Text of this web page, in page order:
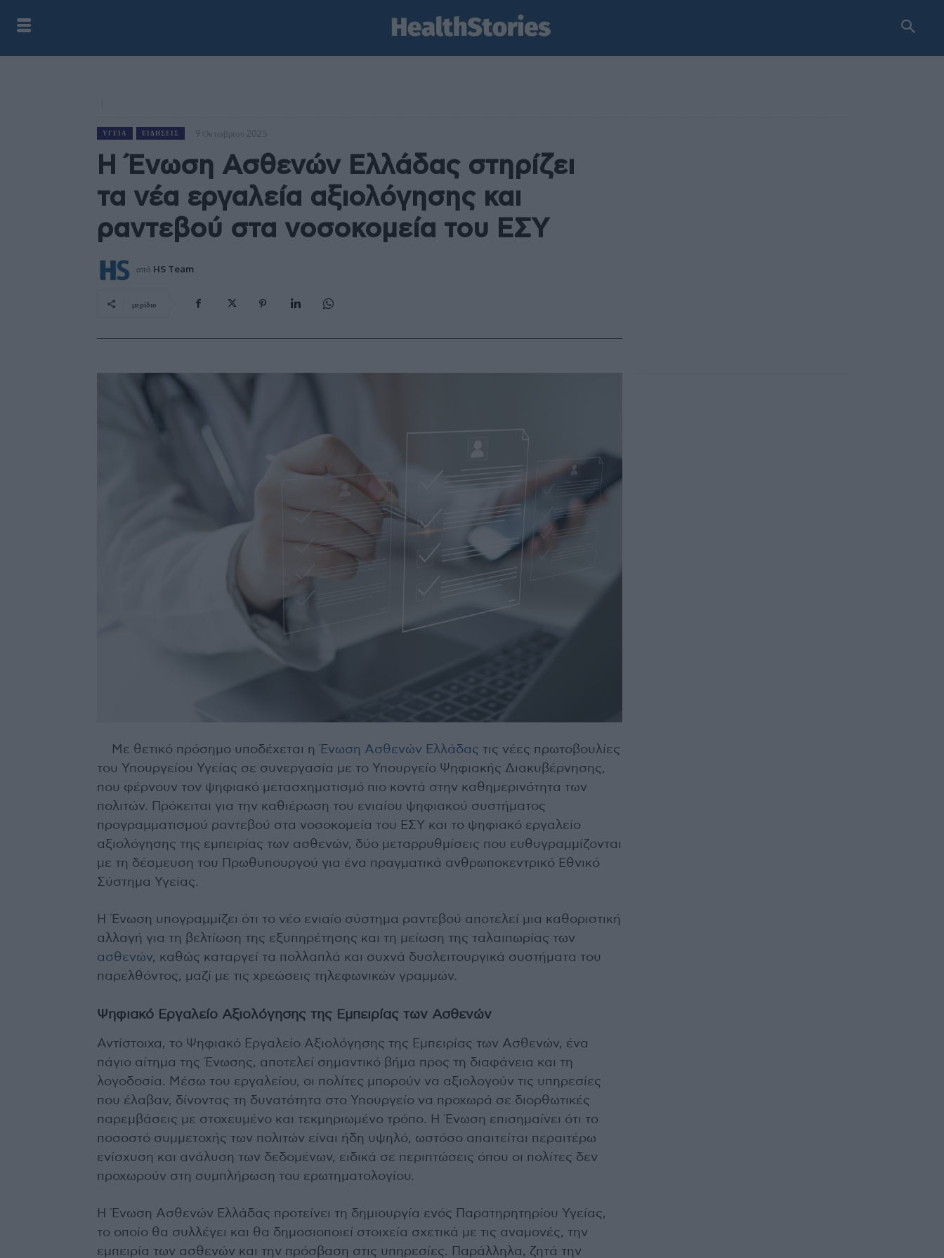
ΥΓΕΊΑ ΕΙΔΉΣΕΙΣ 9 Οκτωβρίου 2025
Η Ένωση Ασθενών Ελλάδας στηρίζει
τα νέα εργαλεία αξιολόγησης και
ραντεβού στα νοσοκομεία του ΕΣΥ
από HS Team
μερίδιο
Με θετικό πρόσημο υποδέχεται η Ένωση Ασθενών Ελλάδας τις νέες πρωτοβουλίες
του Υπουργείου Υγείας σε συνεργασία με το Υπουργείο Ψηφιακής Διακυβέρνησης,
που φέρνουν τον ψηφιακό μετασχηματισμό πιο κοντά στην καθημερινότητα των
πολιτών. Πρόκειται για την καθιέρωση του ενιαίου ψηφιακού συστήματος
προγραμματισμού ραντεβού στα νοσοκομεία του ΕΣΥ και το ψηφιακό εργαλείο
αξιολόγησης της εμπειρίας των ασθενών, δύο μεταρρυθμίσεις που ευθυγραμμίζονται
με τη δέσμευση του Πρωθυπουργού για ένα πραγματικά ανθρωποκεντρικό Εθνικό
Σύστημα Υγείας.
Η Ένωση υπογραμμίζει ότι το νέο ενιαίο σύστημα ραντεβού αποτελεί μια καθοριστική
αλλαγή για τη βελτίωση της εξυπηρέτησης και τη μείωση της ταλαιπωρίας των
ασθενών, καθώς καταργεί τα πολλαπλά και συχνά δυσλειτουργικά συστήματα του
παρελθόντος, μαζί με τις χρεώσεις τηλεφωνικών γραμμών.
Ψηφιακό Εργαλείο Αξιολόγησης της Εμπειρίας των Ασθενών
Αντίστοιχα, το Ψηφιακό Εργαλείο Αξιολόγησης της Εμπειρίας των Ασθενών, ένα
πάγιο αίτημα της Ένωσης, αποτελεί σημαντικό βήμα προς τη διαφάνεια και τη
λογοδοσία. Μέσω του εργαλείου, οι πολίτες μπορούν να αξιολογούν τις υπηρεσίες
που έλαβαν, δίνοντας τη δυνατότητα στο Υπουργείο να προχωρά σε διορθωτικές
παρεμβάσεις με στοχευμένο και τεκμηριωμένο τρόπο. Η Ένωση επισημαίνει ότι το
ποσοστό συμμετοχής των πολιτών είναι ήδη υψηλό, ωστόσο απαιτείται περαιτέρω
ενίσχυση και ανάλυση των δεδομένων, ειδικά σε περιπτώσεις όπου οι πολίτες δεν
προχωρούν στη συμπλήρωση του ερωτηματολογίου.
Η Ένωση Ασθενών Ελλάδας προτείνει τη δημιουργία ενός Παρατηρητηρίου Υγείας,
το οποίο θα συλλέγει και θα δημοσιοποιεί στοιχεία σχετικά με τις αναμονές, την
εμπειρία των ασθενών και την πρόσβαση στις υπηρεσίες. Παράλληλα, ζητά την